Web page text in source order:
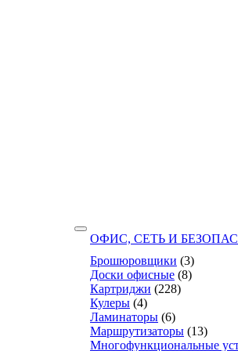
ОФИС, СЕТЬ И
Брошюровщики (3)
Доски офисные (8)
Картриджи (228)
Кулеры (4)
Ламинаторы (6)
Маршрутизаторы (13)
Многофункциональные